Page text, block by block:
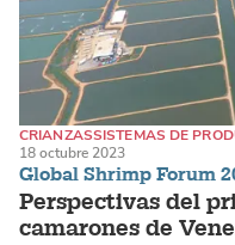
Global Shrimp Forum
Perspectivas del
camarones de
CRIANZASSISTEMAS DE
18 octubre 2023